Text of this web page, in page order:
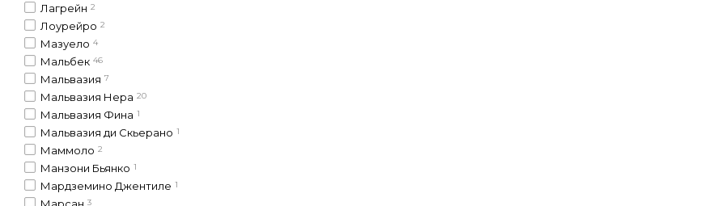
Лагрейн 2
Лоурейро 2
Мазуело 4
Мальбек 46
Мальвазия 7
Мальвазия Нера 20
Мальвазия Фина 1
Мальвазия ди Скьерано 1
Маммоло 2
Манзони Бьянко 1
Мардземино Джентиле 1
Марсан 3